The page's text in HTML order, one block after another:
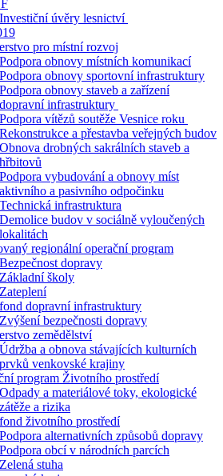
Investiční úvěry lesnictví
pro místní rozvoj
Podpora obnovy místních komunikací
Podpora obnovy sportovní infrastruktury
Podpora obnovy staveb a zařízení
dopravní infrastruktury
Podpora vítězů soutěže Vesnice roku
Rekonstrukce a přestavba veřejných budov
Obnova drobných sakrálních staveb a
hřbitovů
Podpora vybudování a obnovy míst
aktivního a pasivního odpočinku
Technická infrastruktura
Demolice budov v sociálně vyloučených
lokalitách
regionální operační program
Bezpečnost dopravy
Základní školy
Zateplení
dopravní infrastruktury
Zvýšení bezpečnosti dopravy
zemědělství
Údržba a obnova stávajících kulturních
prvků venkovské krajiny
program Životního prostředí
Odpady a materiálové toky, ekologické
zátěže a rizika
životního prostředí
Podpora alternativních způsobů dopravy
Podpora obcí v národních parcích
Zelená stuha